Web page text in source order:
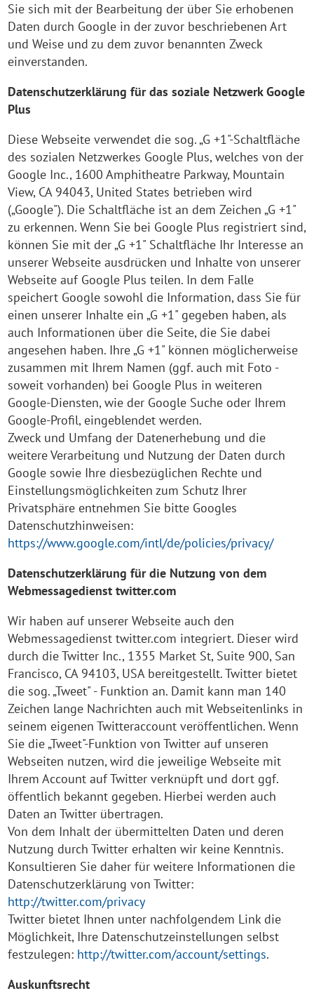
Sie sich mit der Bearbeitung der über Sie erhobenen
Daten durch Google in der zuvor beschriebenen Art
und Weise und zu dem zuvor benannten Zweck
einverstanden.
Datenschutzerklärung für das soziale Netzwerk Google
Plus
Diese Webseite verwendet die sog. „G +1"-Schaltfläche
des sozialen Netzwerkes Google Plus, welches von der
Google Inc., 1600 Amphitheatre Parkway, Mountain
View, CA 94043, United States betrieben wird
(„Google"). Die Schaltfläche ist an dem Zeichen „G +1"
zu erkennen. Wenn Sie bei Google Plus registriert sind,
können Sie mit der „G +1" Schaltfläche Ihr Interesse an
unserer Webseite ausdrücken und Inhalte von unserer
Webseite auf Google Plus teilen. In dem Falle
speichert Google sowohl die Information, dass Sie für
einen unserer Inhalte ein „G +1" gegeben haben, als
auch Informationen über die Seite, die Sie dabei
angesehen haben. Ihre „G +1" können möglicherweise
zusammen mit Ihrem Namen (ggf. auch mit Foto -
soweit vorhanden) bei Google Plus in weiteren
Google-Diensten, wie der Google Suche oder Ihrem
Google-Profil, eingeblendet werden.
Zweck und Umfang der Datenerhebung und die
weitere Verarbeitung und Nutzung der Daten durch
Google sowie Ihre diesbezüglichen Rechte und
Einstellungsmöglichkeiten zum Schutz Ihrer
Privatsphäre entnehmen Sie bitte Googles
Datenschutzhinweisen:
https://www.google.com/intl/de/policies/privacy/
Datenschutzerklärung für die Nutzung von dem
Webmessagedienst twitter.com
Wir haben auf unserer Webseite auch den
Webmessagedienst twitter.com integriert. Dieser wird
durch die Twitter Inc., 1355 Market St, Suite 900, San
Francisco, CA 94103, USA bereitgestellt. Twitter bietet
die sog. „Tweet" - Funktion an. Damit kann man 140
Zeichen lange Nachrichten auch mit Webseitenlinks in
seinem eigenen Twitteraccount veröffentlichen. Wenn
Sie die „Tweet"-Funktion von Twitter auf unseren
Webseiten nutzen, wird die jeweilige Webseite mit
Ihrem Account auf Twitter verknüpft und dort ggf.
öffentlich bekannt gegeben. Hierbei werden auch
Daten an Twitter übertragen.
Von dem Inhalt der übermittelten Daten und deren
Nutzung durch Twitter erhalten wir keine Kenntnis.
Konsultieren Sie daher für weitere Informationen die
Datenschutzerklärung von Twitter:
http://twitter.com/privacy
Twitter bietet Ihnen unter nachfolgendem Link die
Möglichkeit, Ihre Datenschutzeinstellungen selbst
festzulegen: http://twitter.com/account/settings.
Auskunftsrecht